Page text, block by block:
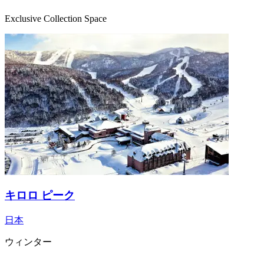
Exclusive Collection Space
キロロ ピーク
日本
ウィンター